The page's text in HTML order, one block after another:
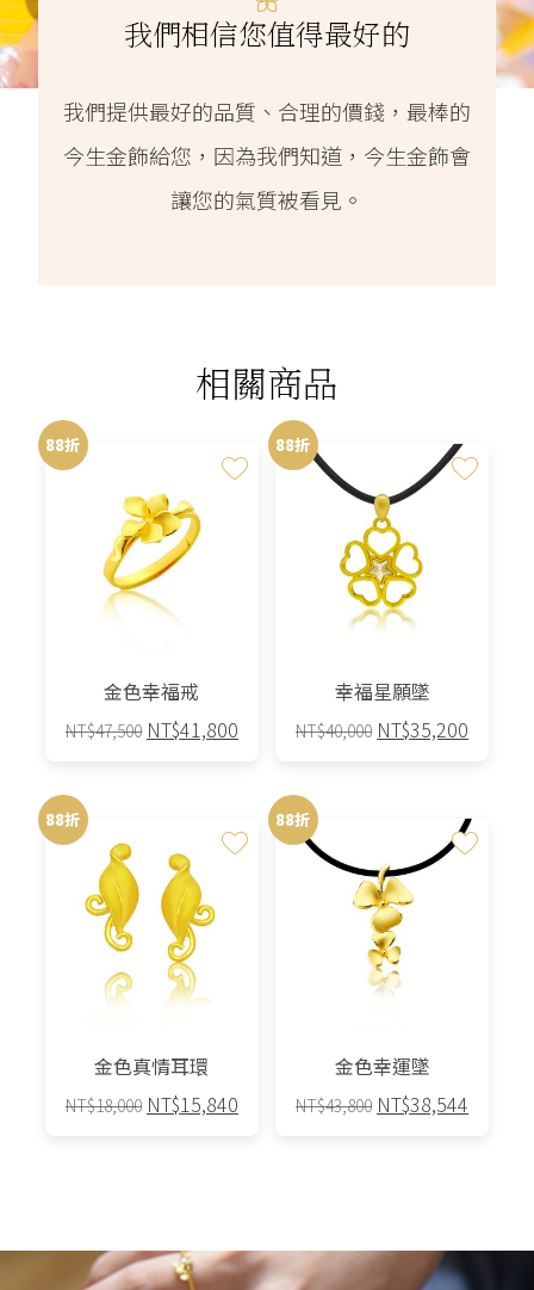
我們相信您值得最好的
我們提供最好的品質、合理的價錢，最棒的
今生金飾給您，因為我們知道，今生金飾會
讓您的氣質被看見。
相關商品
88折
金色幸福戒
NT$47,500 原
NT$47,500。
NT$41,800目
格：
NT$41,800。
88折
幸福星願墜
NT$40,000 原
NT$40,000。
NT$35,200
格：
88折
金色真情耳環
NT$18,000 原
NT$15,840目
88折
金色幸運墜
NT$43,800 原
NT$38,544